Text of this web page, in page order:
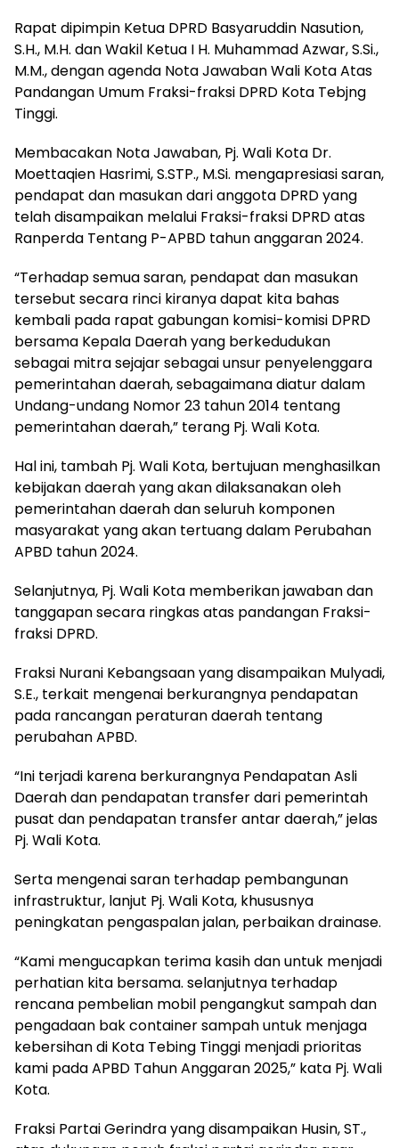
Rapat dipimpin Ketua DPRD Basyaruddin Nasution,
S.H., M.H. dan Wakil Ketua I H. Muhammad Azwar, S.Si.,
M.M., dengan agenda Nota Jawaban Wali Kota Atas
Pandangan Umum Fraksi-fraksi DPRD Kota Tebjng
Tinggi.
Membacakan Nota Jawaban, Pj. Wali Kota Dr.
Moettaqien Hasrimi, S.STP., M.Si. mengapresiasi saran,
pendapat dan masukan dari anggota DPRD yang
telah disampaikan melalui Fraksi-fraksi DPRD atas
Ranperda Tentang P-APBD tahun anggaran 2024.
“Terhadap semua saran, pendapat dan masukan
tersebut secara rinci kiranya dapat kita bahas
kembali pada rapat gabungan komisi-komisi DPRD
bersama Kepala Daerah yang berkedudukan
sebagai mitra sejajar sebagai unsur penyelenggara
pemerintahan daerah, sebagaimana diatur dalam
Undang-undang Nomor 23 tahun 2014 tentang
pemerintahan daerah,” terang Pj. Wali Kota.
Hal ini, tambah Pj. Wali Kota, bertujuan menghasilkan
kebijakan daerah yang akan dilaksanakan oleh
pemerintahan daerah dan seluruh komponen
masyarakat yang akan tertuang dalam Perubahan
APBD tahun 2024.
Selanjutnya, Pj. Wali Kota memberikan jawaban dan
tanggapan secara ringkas atas pandangan Fraksi-
fraksi DPRD.
Fraksi Nurani Kebangsaan yang disampaikan Mulyadi,
S.E., terkait mengenai berkurangnya pendapatan
pada rancangan peraturan daerah tentang
perubahan APBD.
“Ini terjadi karena berkurangnya Pendapatan Asli
Daerah dan pendapatan transfer dari pemerintah
pusat dan pendapatan transfer antar daerah,” jelas
Pj. Wali Kota.
Serta mengenai saran terhadap pembangunan
infrastruktur, lanjut Pj. Wali Kota, khususnya
peningkatan pengaspalan jalan, perbaikan drainase.
“Kami mengucapkan terima kasih dan untuk menjadi
perhatian kita bersama. selanjutnya terhadap
rencana pembelian mobil pengangkut sampah dan
pengadaan bak container sampah untuk menjaga
kebersihan di Kota Tebing Tinggi menjadi prioritas
kami pada APBD Tahun Anggaran 2025,” kata Pj. Wali
Kota.
Fraksi Partai Gerindra yang disampaikan Husin, ST.,